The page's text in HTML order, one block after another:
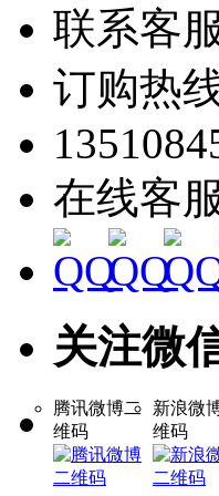
联系客
订购热
在线客
关注微
腾讯微博二
维码
新浪微
维码